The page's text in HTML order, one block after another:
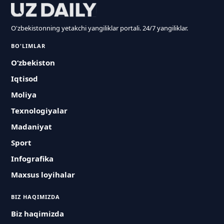
O'zbekistonning yetakchi yangiliklar portali. 24/7 yangiliklar.
BO'LIMLAR
O‘zbekiston
Iqtisod
Moliya
Texnologiyalar
Madaniyat
Sport
Infografika
Maxsus loyihalar
BIZ HAQIMIZDA
Biz haqimizda